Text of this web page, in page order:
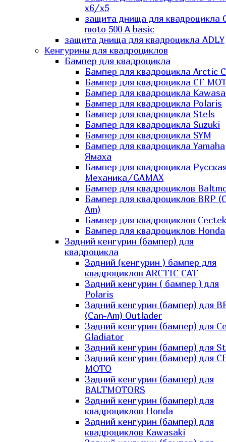
x6/x5
защита днища для квадроцикла
moto 500 A basic
защита днища для квадроцикла ADLY
Кенгурины для квадроциклов
Бампер для квадроцикла
Бампер для квадроцикла Arctic
Бампер для квадроцикла CF
Бампер для квадроцикла
Бампер для квадроцикла Polaris
Бампер для квадроцикла Stels
Бампер для квадроцикла Suzuki
Бампер для квадроцикла SYM
Бампер для квадроцикла Yamaha
Ямаха
Бампер для квадроцикла
Механика/GAMAX
Бампер для квадроциклов
Бампер для квадроциклов BRP
Am)
Бампер для квадроциклов Cectek
Бампер для квадроциклов Honda
Задний кенгурин (бампер) для
квадроцикла
Задний (кенгурин ) бампер для
квадроциклов ARCTIC CAT
Задний кенгурин ( бампер ) для
Polaris
Задний кенгурин (бампер) для
(Can-Am) Outlader
Задний кенгурин (бампер) для
Gladiator
Задний кенгурин (бампер) для
Задний кенгурин (бампер) для
MOTO
Задний кенгурин (бампер) для
BALTMOTORS
Задний кенгурин (бампер) для
квадроциклов Honda
Задний кенгурин (бампер) для
квадроциклов Kawasaki